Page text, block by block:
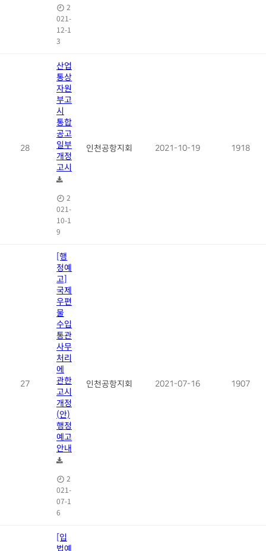
2
021-
12-1
3
28
산업
통상
자원
부고
시
통합
공고
일부
개정
고시
2
021-
10-1
9
인천공항지회 2021-10-19 1918
27
[행
정예
고]
국제
우편
물
수입
통관
사무
처리
에
관한
고시
개정
(안)
행정
예고
안내
2
021-
07-1
6
인천공항지회 2021-07-16 1907
[입
법예